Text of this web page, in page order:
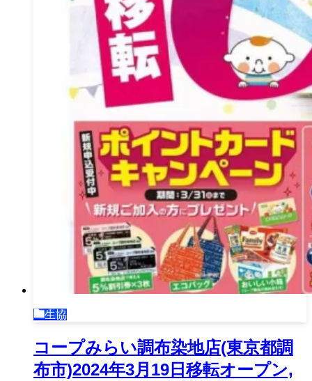
生協
コープみらい調布染地店(東京都調
布市)2024年3月19日移転オープン,